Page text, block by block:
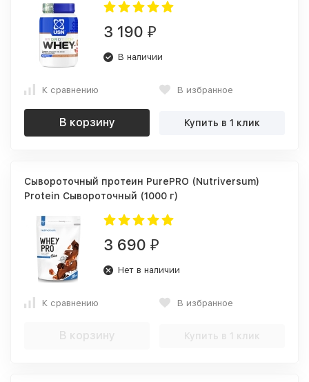
3 190 ₽
В наличии
К сравнению В избранное
В корзину Купить в 1 клик
Сывороточный протеин PurePRO (Nutriversum)
Protein Сывороточный (1000 г)
3 690 ₽
Нет в наличии
К сравнению В избранное
В корзину Купить в 1 клик